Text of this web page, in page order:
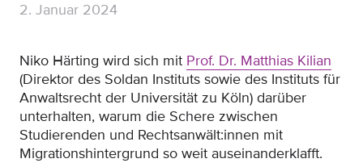
2. Januar 2024
Niko Härting wird sich mit Prof. Dr. Matthias Kilian
(Direktor des Soldan Instituts sowie des Instituts für
Anwaltsrecht der Universität zu Köln) darüber
unterhalten, warum die Schere zwischen
Studierenden und Rechtsanwält:innen mit
Migrationshintergrund so weit auseinanderklafft.